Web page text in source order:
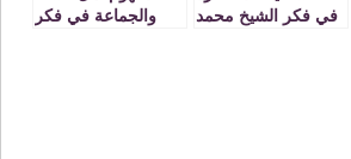
في فكر الشيخ محمد
والجماعة في فكر